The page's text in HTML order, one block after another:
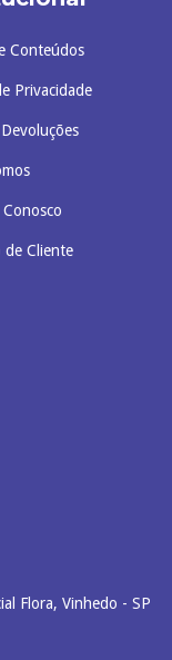
Conteúdos
Privacidade
de Cliente
Flora, Vinhedo - SP